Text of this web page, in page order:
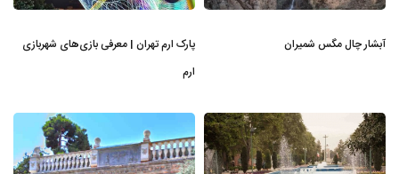
آبشار چال مگس شمیران
پارک ارم تهران | معرفی بازی‌های شهربازی
ارم